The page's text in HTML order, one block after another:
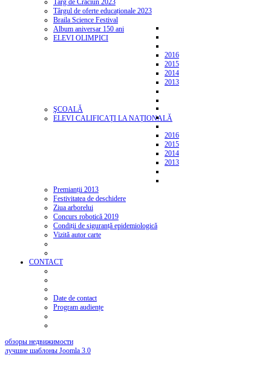
Târg de Crăciun 2023
Târgul de oferte educaționale 2023
Braila Science Festival
Album aniversar 150 ani
ELEVI OLIMPICI
2016
2015
2014
2013
ŞCOALĂ
ELEVI CALIFICAȚI LA NAȚIONALĂ
2016
2015
2014
2013
Premianții 2013
Festivitatea de deschidere
Ziua arborelui
Concurs robotică 2019
Condiții de siguranță epidemiologică
Vizită autor carte
CONTACT
Date de contact
Program audiențe
обзоры недвижимости
лучшие шаблоны Joomla 3.0